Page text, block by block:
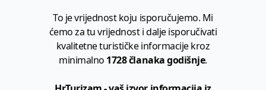
To je vrijednost koju isporučujemo. Mi
ćemo za tu vrijednost i dalje isporučivati
kvalitetne turističke informacije kroz
minimalno 1728 članaka godišnje.